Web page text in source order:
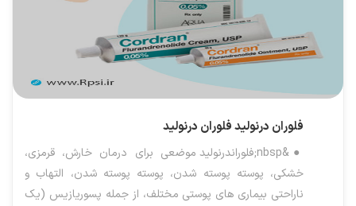
فلوران درنولیدفلوران درنولید
●&nbsp;فلوراندرنولید موضعی برای درمان خارش، قرمزی،
خشکی، پوسته پوسته شدن، پوسته پوسته شدن، التهاب و
ناراحتی بیماری های پوستی مختلف، از جمله پسوریازیس (یک